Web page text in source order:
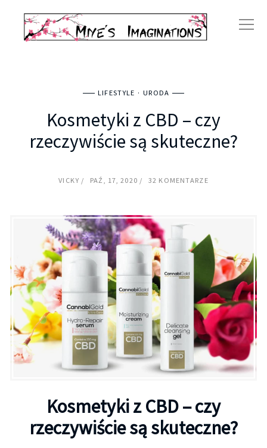
LIFESTYLE URODA
Kosmetyki z CBD – czy
rzeczywiście są skuteczne?
VICKY PAŹ, 17, 2020 32 KOMENTARZE
Kosmetyki z CBD – czy
rzeczywiście są skuteczne?